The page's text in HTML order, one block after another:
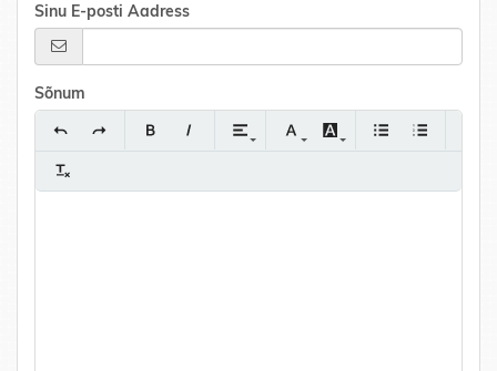
Sinu E-posti Aadress
Sõnum